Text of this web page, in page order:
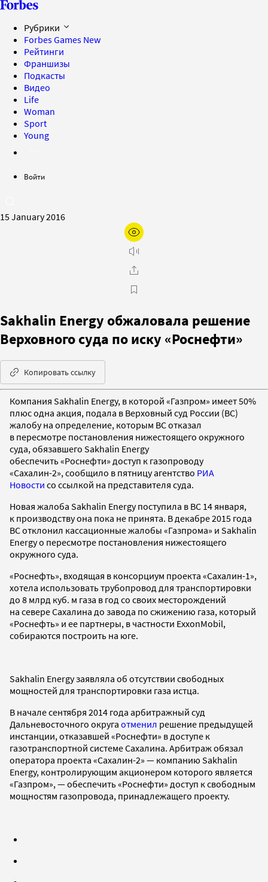
Рубрики
Forbes Games New
Рейтинги
Франшизы
Подкасты
Видео
Life
Woman
Sport
Young
Войти
15 January 2016
Sakhalin Energy обжаловала решение
Верховного суда по иску «Роснефти»
Копировать ссылку
Компания Sakhalin Energy, в которой «Газпром» имеет 50%
плюс одна акция, подала в Верховный суд России (ВС)
жалобу на определение, которым ВС отказал
в пересмотре постановления нижестоящего окружного
суда, обязавшего Sakhalin Energy
обеспечить «Роснефти» доступ к газопроводу
«Сахалин-2», сообщило в пятницу агентство РИА
Новости со ссылкой на представителя суда.
Новая жалоба Sakhalin Energy поступила в ВС 14 января,
к производству она пока не принята. В декабре 2015 года
ВС отклонил кассационные жалобы «Газпрома» и Sakhalin
Energy о пересмотре постановления нижестоящего
окружного суда.
«Роснефть», входящая в консорциум проекта «Сахалин-1»,
хотела использовать трубопровод для транспортировки
до 8 млрд куб. м газа в год со своих месторождений
на севере Сахалина до завода по сжижению газа, который
«Роснефть» и ее партнеры, в частности ExxonMobil,
собираются построить на юге.
Sakhalin Energy заявляла об отсутствии свободных
мощностей для транспортировки газа истца.
В начале сентября 2014 года арбитражный суд
Дальневосточного округа отменил решение предыдущей
инстанции, отказавшей «Роснефти» в доступе к
газотранспортной системе Сахалина. Арбитраж обязал
оператора проекта «Сахалин-2» — компанию Sakhalin
Energy, контролирующим акционером которого является
«Газпром», — обеспечить «Роснефти» доступ к свободным
мощностям газопровода, принадлежащего проекту.